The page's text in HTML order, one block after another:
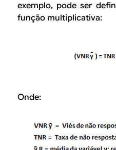
exemplo, pode ser
função multiplicativa:
Onde: